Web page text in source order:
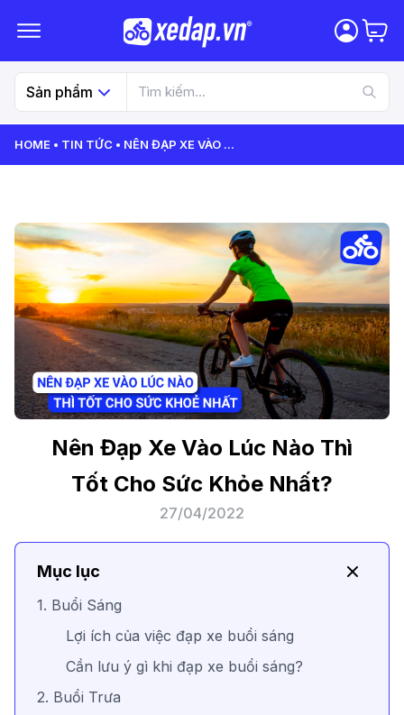
Sản phẩm
HOME TIN TỨC NÊN ĐẠP XE VÀO ...
Nên Đạp Xe Vào Lúc Nào Thì
Tốt Cho Sức Khỏe Nhất?
27/04/2022
Mục lục
1. Buổi Sáng
Lợi ích của việc đạp xe buổi sáng
Cần lưu ý gì khi đạp xe buổi sáng?
2. Buổi Trưa